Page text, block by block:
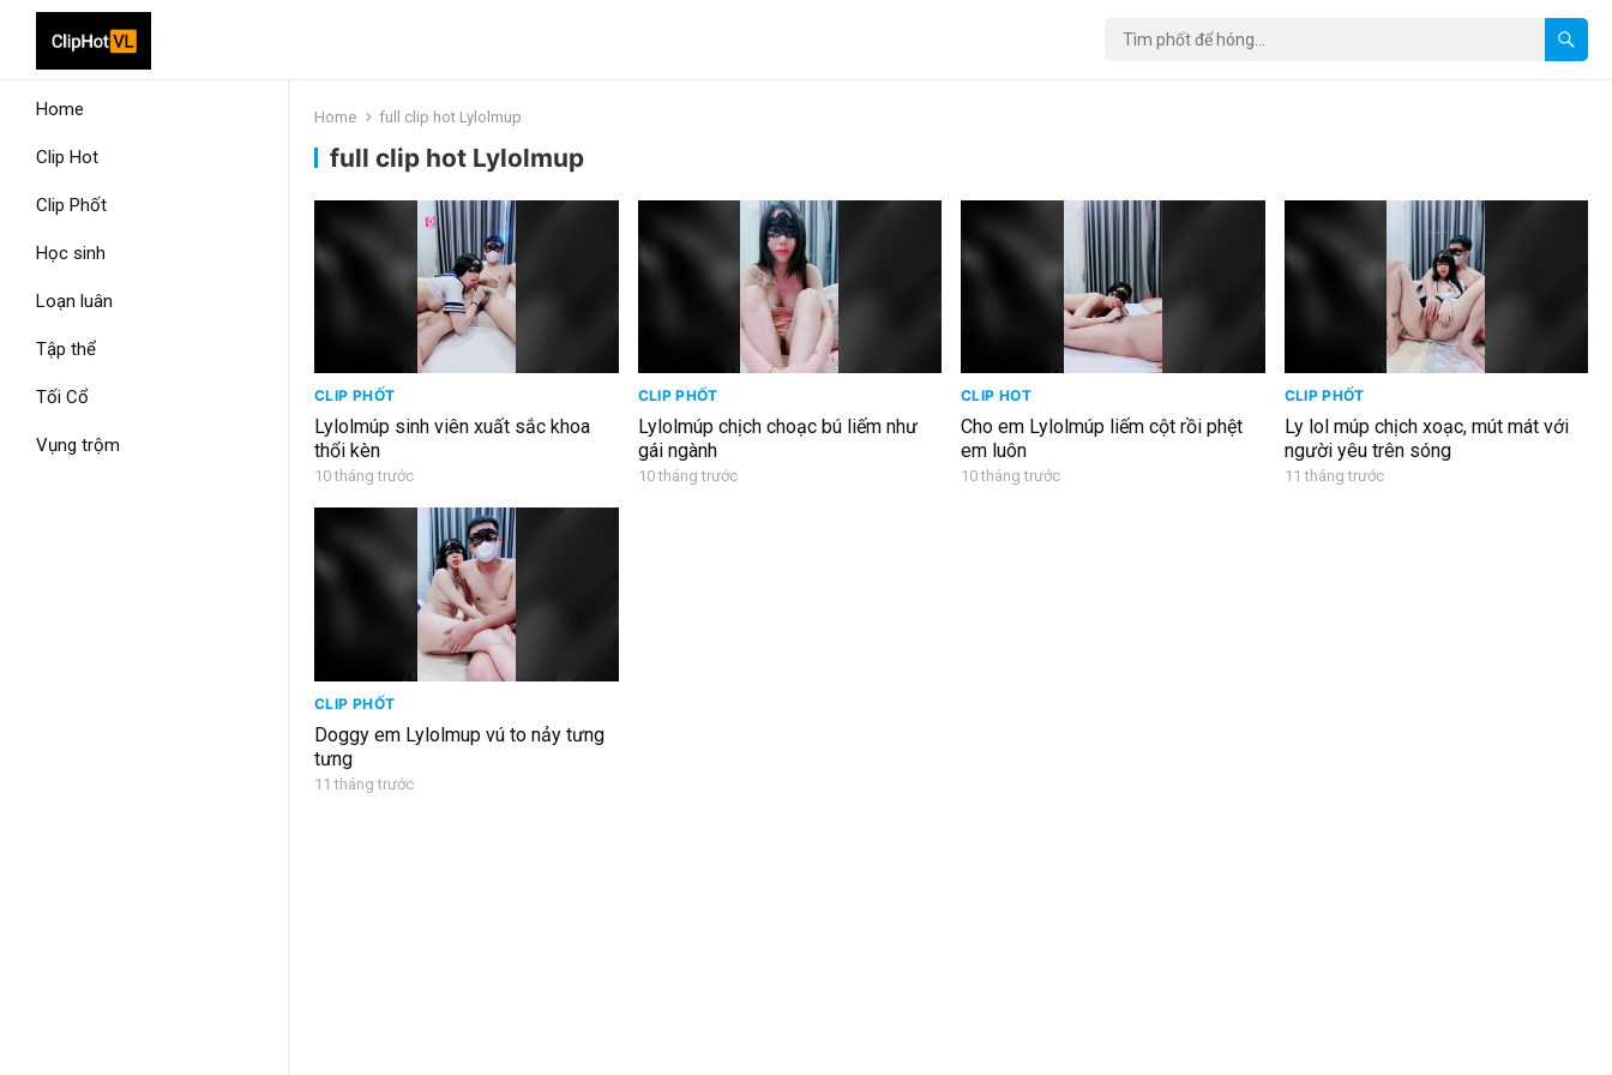
Home
Clip Hot
Clip Phốt
Học sinh
Loạn luân
Tập thể
Tối Cổ
Vụng trộm
Home full clip hot Lylolmup
full clip hot Lylolmup
CLIP PHỐT
Lylolmúp sinh viên xuất sắc khoa
thổi kèn
10 tháng trước
CLIP PHỐT
Lylolmúp chịch choạc bú liếm như
gái ngành
10 tháng trước
CLIP HOT
Cho em Lylolmúp liếm cột rồi phệt
em luôn
10 tháng trước
CLIP PHỐT
Ly lol múp chịch xoạc, mút mát với
người yêu trên sóng
11 tháng trước
CLIP PHỐT
Doggy em Lylolmup vú to nảy tưng
tưng
11 tháng trước